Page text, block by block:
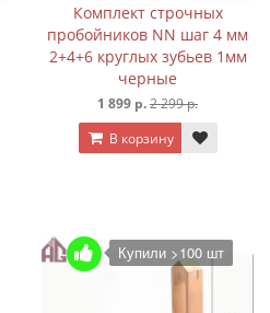
Комплект строчных
пробойников NN шаг 4 мм
2+4+6 круглых зубьев 1мм
черные
1 899 р.2 299 р.
В корзину
Купили >100 шт